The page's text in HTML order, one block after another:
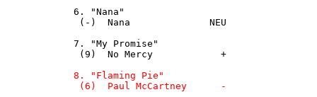
            6. "Nana"
             (-)  Nana              NEU
            7. "My Promise"
             (9)  No Mercy            +
            8. "Flaming Pie"